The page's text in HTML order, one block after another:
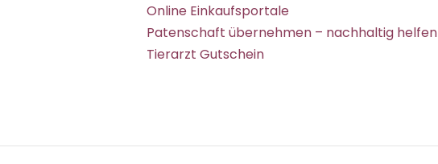
Online Einkaufsportale
Patenschaft übernehmen – nachhaltig helfen
Tierarzt Gutschein